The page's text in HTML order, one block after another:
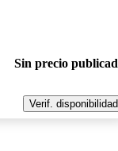
Sin precio
Verif. disponibilidad